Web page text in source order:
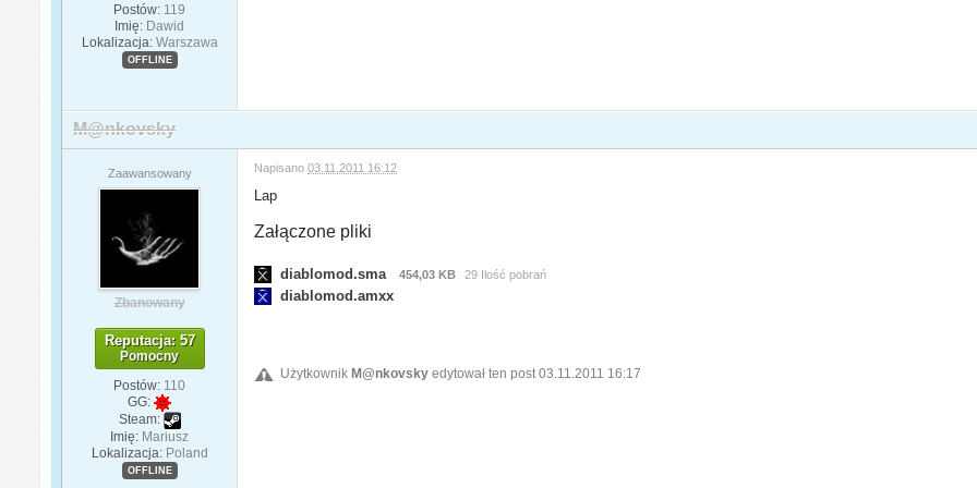
Postów: 119
Imię: Dawid
Lokalizacja: Warszawa
OFFLINE
M@nkovsky
Zaawansowany
Zbanowany
Reputacja: 57
Pomocny
Postów: 110
GG:
Steam:
Imię: Mariusz
Lokalizacja: Poland
OFFLINE
Napisano03.11.2011 16:12
Lap
Załączone pliki
diablomod.sma 454,03 KB 29 Ilość pobrań
diablomod.amxx
UżytkownikM@nkovsky edytował ten post 03.11.2011 16:17